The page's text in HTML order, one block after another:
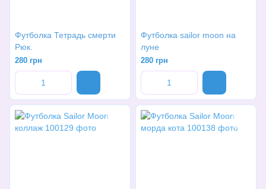
Футболка Тетрадь смерти
Рюк.
280 грн
Футболка sailor moon на
луне
280 грн